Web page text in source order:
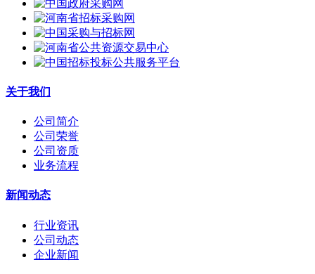
关于我们
公司简介
公司荣誉
公司资质
业务流程
新闻动态
行业资讯
公司动态
企业新闻